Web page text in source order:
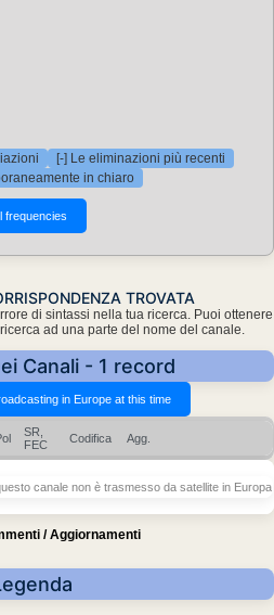
[-] Le eliminazioni più recenti
in chiaro
TROVATA
di sintassi nella tua ricerca. Puoi ottenere
ad una parte del nome del canale.
Canali - 1 record
SR,
FEC
Codifica Agg.
canale non è trasmesso da satellite in Europa
/ Aggiornamenti